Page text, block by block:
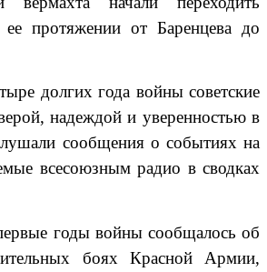
протяжении от Баренцева до
долгих года войны советские
надеждой и уверенностью в
сообщения о событиях на
всесоюзным радио в сводках
годы войны сообщалось об
боях Красной Армии,